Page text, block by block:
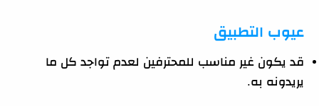
عيوب التطبيق
قد يكون غير مناسب للمحترفين لعدم تواجد كل ما
يريدونه به.